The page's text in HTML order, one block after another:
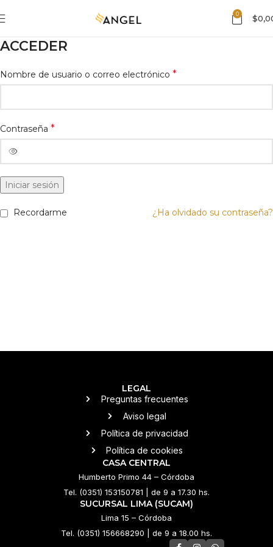
0 $
ACCEDER
Nombre de usuario o correo electrónico *
Contraseña *
Iniciar sesión
¿Ha olvidado su contraseña?
Recordarme
LEGAL
Preguntas frecuentes
Aviso legal
Política de privacidad
Política de cookies
CASA CENTRAL
Humberto Primo 44 – Córdoba
Tel. (0351) 153150781 | de 9 a 17.30 hs.
SUCURSAL LIMA (SUCAM)
Lima 15 – Córdoba
Tel. (0351) 156668290 | de 9 a 18.00 hs.